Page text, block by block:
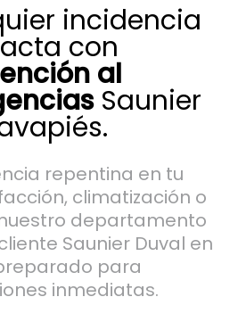
incidencia
con
al
Saunier
repentina en tu
climatización o
departamento
Saunier Duval en
para
inmediatas.